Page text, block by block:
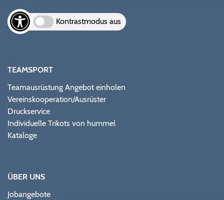
Kontrastmodus aus
TEAMSPORT
Teamausrüstung Angebot einholen
Vereinskooperation/Ausrüster
Druckservice
Individuelle Trikots von hummel
Kataloge
ÜBER UNS
Jobangebote